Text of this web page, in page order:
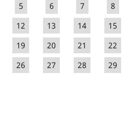
5 6 7
8
12 13 14
15
19 20 21
22
26 27 28
29